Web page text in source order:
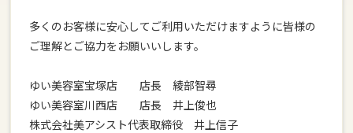
多くのお客様に安心してご利用いただけますように皆様の
ご理解とご協力をお願いいします。
ゆい美容室宝塚店 店長 綾部智尋
ゆい美容室川西店 店長 井上俊也
株式会社美アシスト代表取締役 井上信子